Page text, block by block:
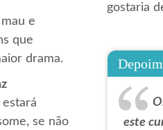
e
que
drama.
se não
gostaria
este